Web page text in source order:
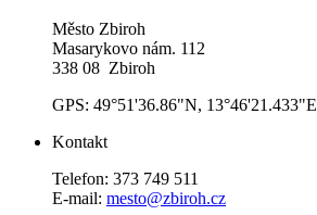
Město Zbiroh
Masarykovo nám. 112
338 08 Zbiroh
GPS: 49°51'36.86"N, 13°46'21.433"E
Kontakt
Telefon: 373 749 511
E-mail: mesto@zbiroh.cz